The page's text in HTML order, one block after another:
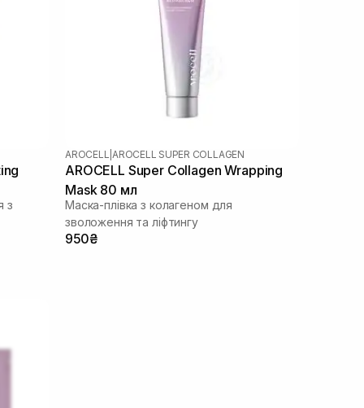
з
AROCELL AROCELL SUPER COLLAGEN
AROCELL Super Collagen Wrapping
Mask 80 мл
Маска-плівка з колагеном для
зволоження та ліфтингу
950₴